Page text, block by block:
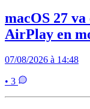
macOS 27
AirPlay en
07/08/2026 à 14:48
• 3